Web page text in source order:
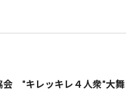
会 "キレッキレ４人衆"大舞